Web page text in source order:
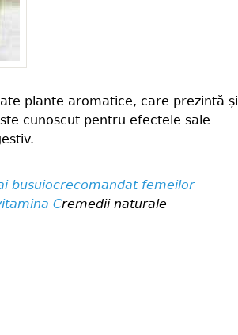
plante aromatice, care prezintă și
cunoscut pentru efectele sale
busuiocrecomandat femeilor
Cremedii naturale